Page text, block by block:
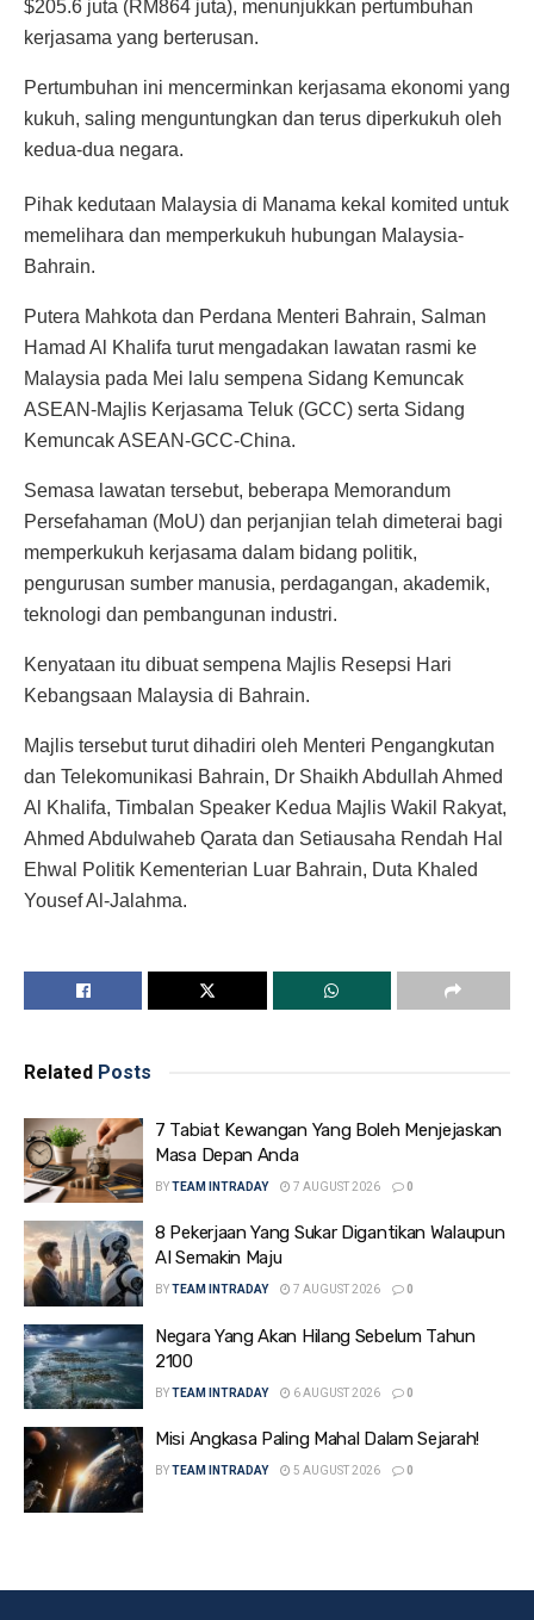
$205.6 juta (RM864 juta), menunjukkan pertumbuhan
kerjasama yang berterusan.
Pertumbuhan ini mencerminkan kerjasama ekonomi yang
kukuh, saling menguntungkan dan terus diperkukuh oleh
kedua-dua negara.
Pihak kedutaan Malaysia di Manama kekal komited untuk
memelihara dan memperkukuh hubungan Malaysia-
Bahrain.
Putera Mahkota dan Perdana Menteri Bahrain, Salman
Hamad Al Khalifa turut mengadakan lawatan rasmi ke
Malaysia pada Mei lalu sempena Sidang Kemuncak
ASEAN-Majlis Kerjasama Teluk (GCC) serta Sidang
Kemuncak ASEAN-GCC-China.
Semasa lawatan tersebut, beberapa Memorandum
Persefahaman (MoU) dan perjanjian telah dimeterai bagi
memperkukuh kerjasama dalam bidang politik,
pengurusan sumber manusia, perdagangan, akademik,
teknologi dan pembangunan industri.
Kenyataan itu dibuat sempena Majlis Resepsi Hari
Kebangsaan Malaysia di Bahrain.
Majlis tersebut turut dihadiri oleh Menteri Pengangkutan
dan Telekomunikasi Bahrain, Dr Shaikh Abdullah Ahmed
Al Khalifa, Timbalan Speaker Kedua Majlis Wakil Rakyat,
Ahmed Abdulwaheb Qarata dan Setiausaha Rendah Hal
Ehwal Politik Kementerian Luar Bahrain, Duta Khaled
Yousef Al-Jalahma.
Related Posts
7 Tabiat Kewangan Yang Boleh Menjejaskan
Masa Depan Anda
BYTEAM INTRADAY 7 AUGUST 2026 0
8 Pekerjaan Yang Sukar Digantikan Walaupun
AI Semakin Maju
BYTEAM INTRADAY 7 AUGUST 2026 0
Negara Yang Akan Hilang Sebelum Tahun
2100
BYTEAM INTRADAY 6 AUGUST 2026 0
Misi Angkasa Paling Mahal Dalam Sejarah!
BYTEAM INTRADAY 5 AUGUST 2026 0